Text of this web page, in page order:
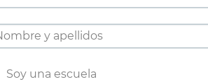
Soy una escuela